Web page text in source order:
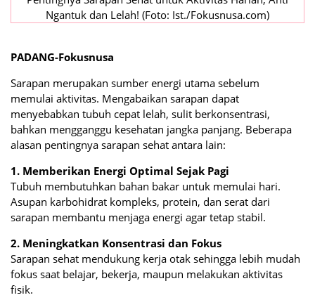
Ngantuk dan Lelah! (Foto: Ist./Fokusnusa.com)
PADANG-Fokusnusa
Sarapan merupakan sumber energi utama sebelum
memulai aktivitas. Mengabaikan sarapan dapat
menyebabkan tubuh cepat lelah, sulit berkonsentrasi,
bahkan mengganggu kesehatan jangka panjang. Beberapa
alasan pentingnya sarapan sehat antara lain:
1. Memberikan Energi Optimal Sejak Pagi
Tubuh membutuhkan bahan bakar untuk memulai hari.
Asupan karbohidrat kompleks, protein, dan serat dari
sarapan membantu menjaga energi agar tetap stabil.
2. Meningkatkan Konsentrasi dan Fokus
Sarapan sehat mendukung kerja otak sehingga lebih mudah
fokus saat belajar, bekerja, maupun melakukan aktivitas
fisik.